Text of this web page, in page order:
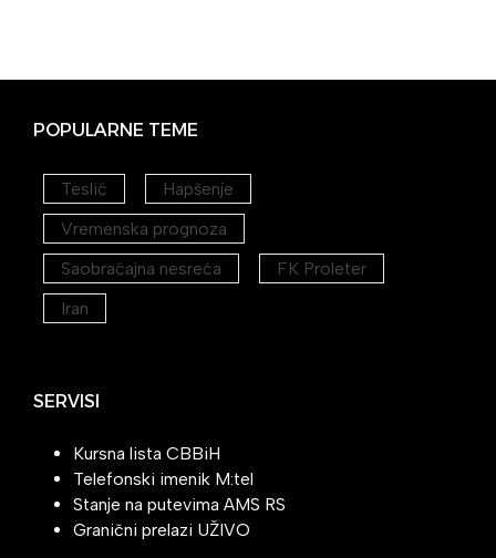
POPULARNE TEME
Teslić
Hapšenje
Vremenska prognoza
Saobraćajna nesreća
FK Proleter
Iran
SERVISI
Kursna lista CBBiH
Telefonski imenik M:tel
Stanje na putevima AMS RS
Granični prelazi UŽIVO